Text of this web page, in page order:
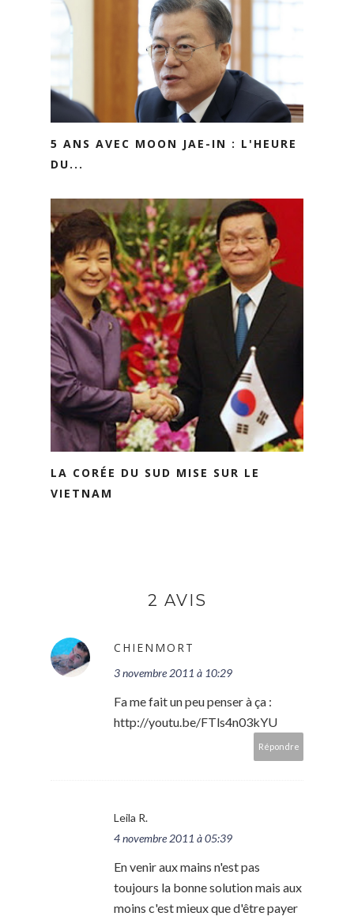
5 ANS AVEC MOON JAE-IN : L'HEURE
DU...
LA CORÉE DU SUD MISE SUR LE
VIETNAM
2 AVIS
CHIENMORT
3 novembre 2011 à 10:29
Fa me fait un peu penser à ça :
http://youtu.be/FTls4n03kYU
Répondre
Leila R.
4 novembre 2011 à 05:39
En venir aux mains n'est pas
toujours la bonne solution mais aux
moins c'est mieux que d'être payer